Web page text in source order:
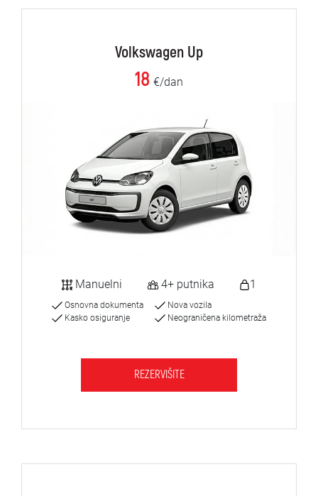
Volkswagen Up
18 €/dan
Manuelni 4+ putnika 1
Osnovna dokumenta
Kasko osiguranje
Nova vozila
Neograničena kilometraža
REZERVIŠITE